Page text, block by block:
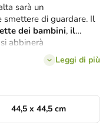
sarà un
di guardare. Il
dei bambini, il
abbinerà
Leggi di più
44,5 x 44,5 cm